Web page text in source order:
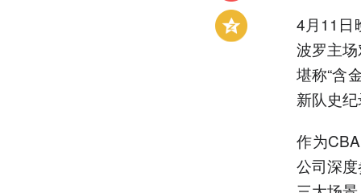
4月11日
波罗主
堪称“含
新队史
作为
公司深